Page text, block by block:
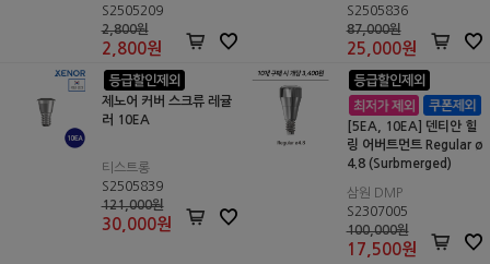
S2505209
2,800원
2,800원
S2505836
87,000원
25,000원
제노어 커버 스크류 레귤
러 10EA
티스트롱
S2505839
121,000원
30,000원
[5EA, 10EA] 덴티안 힐
링 어버트먼트 Regular ø
4.8 (Surbmerged)
삼원 DMP
S2307005
100,000원
17,500원